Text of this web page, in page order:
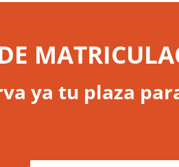
ya tu plaza